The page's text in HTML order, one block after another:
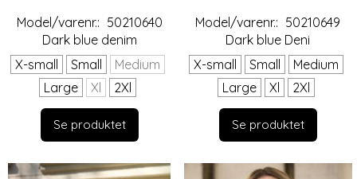
Model/varenr.: 50210640
Dark blue denim
X-small
Small
Medium
Large
Xl 2Xl
Se produktet
Model/varenr.: 50210649
Dark blue Deni
X-small
Small
Medium
Large
Xl 2Xl
Se produktet